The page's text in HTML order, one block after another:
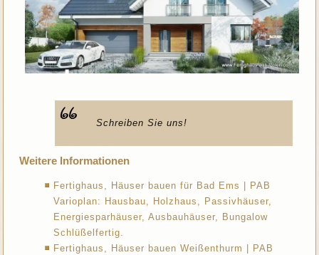
Schreiben Sie uns!
Weitere Informationen
Fertighaus, Häuser bauen für Bad Ems | PAB
Varioplan: Hausbau, Holzhaus, Passivhäuser,
Energiesparhäuser, Ausbauhäuser, Bungalow
Schlüßelfertig.
Fertighaus, Häuser bauen Weißenthurm | PAB